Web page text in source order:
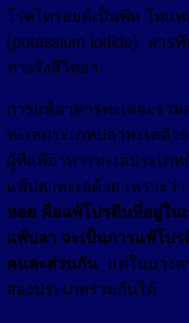
โรคไทรอยด์เป็นพิษ โพแท
(potassium iodide) สาร
ทางรังสีวิทยา
การแพ้อาหารทะเลจะรว
ทะเลประเภทปลาทะเลด้
ผู้ที่แพ้อาหารทะเลประเภ
แพ้ปลาทะเลด้วย เพราะว่า
หอย คือแพ้โปรตีนที่อยู่ใน
แพ้ปลา จะเป็นการแพ้โป
คนละส่วนกัน
แต่ในบาง
สองประเภทร่วมกันได้